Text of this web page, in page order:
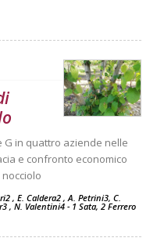
G in quattro aziende nelle
e confronto economico
, E. Caldera2 , A. Petrini3, C.
, N. Valentini4 - 1 Sata, 2 Ferrero